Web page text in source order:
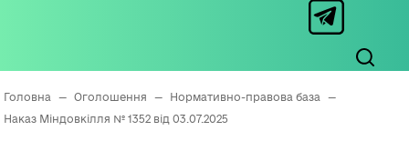
Головна — Оголошення — Нормативно-правова база
—
Наказ Міндовкілля № 1352 від 03.07.2025